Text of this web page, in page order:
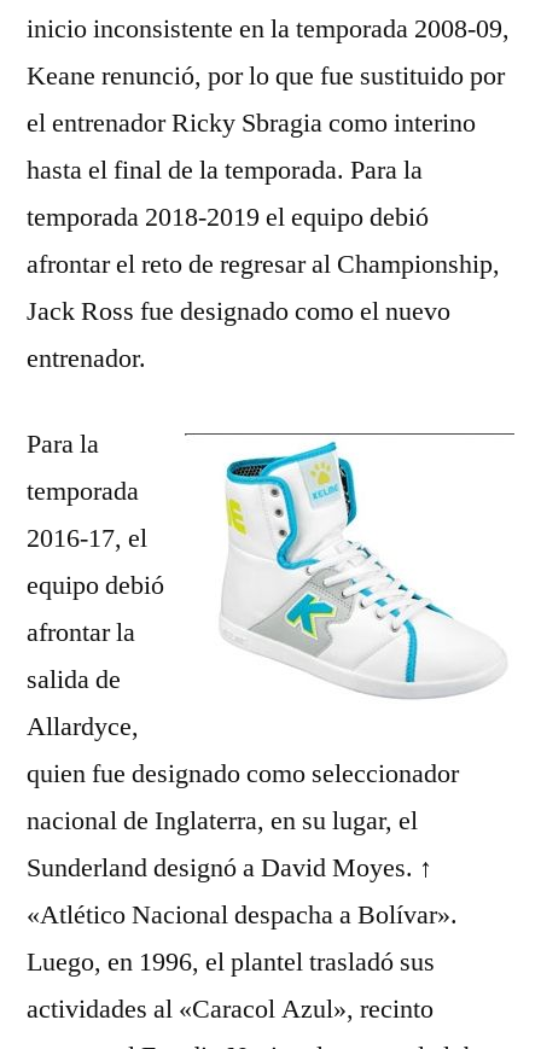
inicio inconsistente en la temporada 2008-09,
Keane renunció, por lo que fue sustituido por
el entrenador Ricky Sbragia como interino
hasta el final de la temporada. Para la
temporada 2018-2019 el equipo debió
afrontar el reto de regresar al Championship,
Jack Ross fue designado como el nuevo
entrenador.
Para la
temporada
2016-17, el
equipo debió
afrontar la
salida de
Allardyce,
quien fue designado como seleccionador
nacional de Inglaterra, en su lugar, el
Sunderland designó a David Moyes. ↑
«Atlético Nacional despacha a Bolívar».
Luego, en 1996, el plantel trasladó sus
actividades al «Caracol Azul», recinto